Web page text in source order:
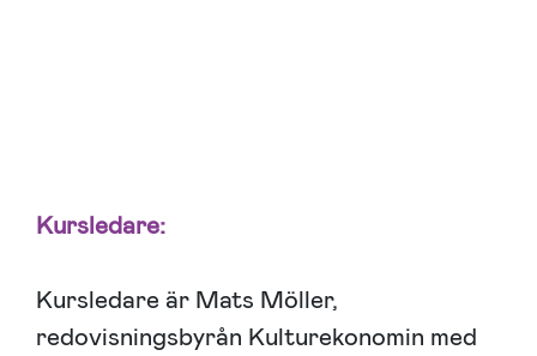
Kursledare:
Kursledare är Mats Möller,
redovisningsbyrån Kulturekonomin med